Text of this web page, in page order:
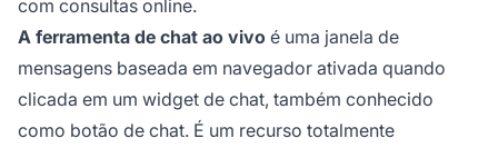
com consultas online.
A ferramenta de chat ao vivo é uma janela de
mensagens baseada em navegador ativada quando
clicada em um widget de chat, também conhecido
como botão de chat. É um recurso totalmente